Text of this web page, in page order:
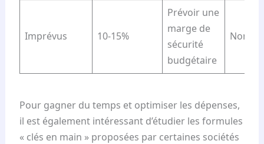
Imprévus 10-15%
Prévoir une
marge de
sécurité
budgétaire
Non
Pour gagner du temps et optimiser les dépenses,
il est également intéressant d’étudier les formules
« clés en main » proposées par certaines sociétés